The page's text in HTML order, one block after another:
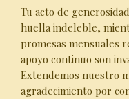
Tu acto de
huella indeleble,
promesas mensuales
apoyo continuo son
Extendemos nuestro
agradecimiento por